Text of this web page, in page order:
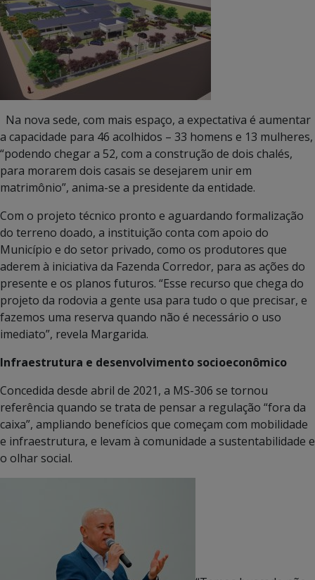
Na nova sede, com mais espaço, a expectativa é aumentar
a capacidade para 46 acolhidos – 33 homens e 13 mulheres,
“podendo chegar a 52, com a construção de dois chalés,
para morarem dois casais se desejarem unir em
matrimônio”, anima-se a presidente da entidade.
Com o projeto técnico pronto e aguardando formalização
do terreno doado, a instituição conta com apoio do
Município e do setor privado, como os produtores que
aderem à iniciativa da Fazenda Corredor, para as ações do
presente e os planos futuros. “Esse recurso que chega do
projeto da rodovia a gente usa para tudo o que precisar, e
fazemos uma reserva quando não é necessário o uso
imediato”, revela Margarida.
Infraestrutura e desenvolvimento socioeconômico
Concedida desde abril de 2021, a MS-306 se tornou
referência quando se trata de pensar a regulação “fora da
caixa”, ampliando benefícios que começam com mobilidade
e infraestrutura, e levam à comunidade a sustentabilidade e
o olhar social.